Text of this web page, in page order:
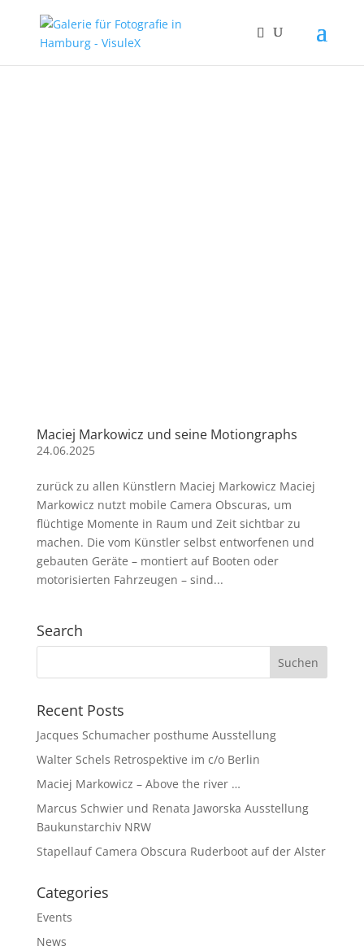
Maciej Markowicz und seine Motiongraphs
24.06.2025
zurück zu allen Künstlern Maciej Markowicz Maciej
Markowicz nutzt mobile Camera Obscuras, um
flüchtige Momente in Raum und Zeit sichtbar zu
machen. Die vom Künstler selbst entworfenen und
gebauten Geräte – montiert auf Booten oder
motorisierten Fahrzeugen – sind...
Search
Recent Posts
Jacques Schumacher posthume Ausstellung
Walter Schels Retrospektive im c/o Berlin
Maciej Markowicz – Above the river …
Marcus Schwier und Renata Jaworska Ausstellung
Baukunstarchiv NRW
Stapellauf Camera Obscura Ruderboot auf der Alster
Categories
Events
News